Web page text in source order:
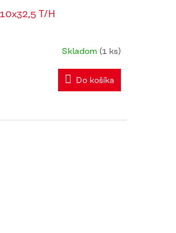
T/H
Skladom (1 ks)
Do košíka